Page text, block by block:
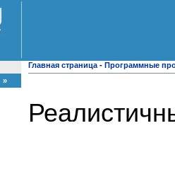
Главная страница - Программные